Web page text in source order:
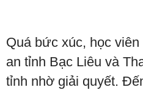
Quá bức xúc, học
an tỉnh Bạc Liêu và
tỉnh nhờ giải quyết.